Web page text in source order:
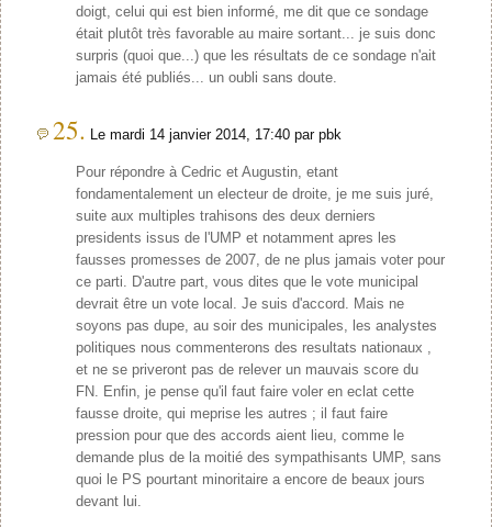
doigt, celui qui est bien informé, me dit que ce sondage
était plutôt très favorable au maire sortant... je suis donc
surpris (quoi que...) que les résultats de ce sondage n'ait
jamais été publiés... un oubli sans doute.
25. Le mardi 14 janvier 2014, 17:40 par pbk
Pour répondre à Cedric et Augustin, etant
fondamentalement un electeur de droite, je me suis juré,
suite aux multiples trahisons des deux derniers
presidents issus de l'UMP et notamment apres les
fausses promesses de 2007, de ne plus jamais voter pour
ce parti. D'autre part, vous dites que le vote municipal
devrait être un vote local. Je suis d'accord. Mais ne
soyons pas dupe, au soir des municipales, les analystes
politiques nous commenterons des resultats nationaux ,
et ne se priveront pas de relever un mauvais score du
FN. Enfin, je pense qu'il faut faire voler en eclat cette
fausse droite, qui meprise les autres ; il faut faire
pression pour que des accords aient lieu, comme le
demande plus de la moitié des sympathisants UMP, sans
quoi le PS pourtant minoritaire a encore de beaux jours
devant lui.